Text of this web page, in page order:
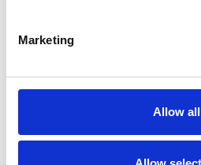
Marketing
Allow all
Le nostre
tutte le
Niente spam – Puoi